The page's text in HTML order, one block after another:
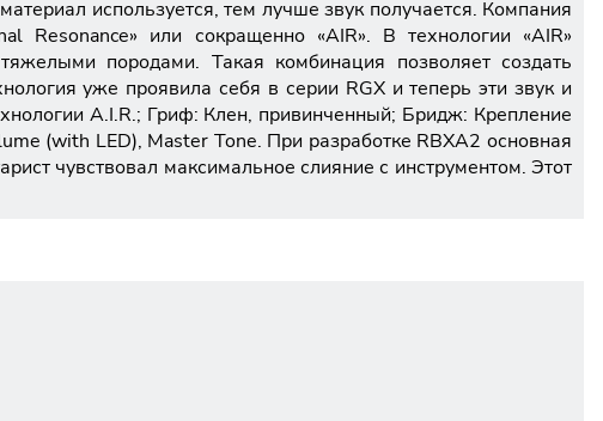
используется, тем лучше звук получается. Компания
Resonance» или сокращенно «AIR». В технологии «AIR»
породами. Такая комбинация позволяет создать
уже проявила себя в серии RGX и теперь эти звук и
A.I.R.; Гриф: Клен, привинченный; Бридж: Крепление
(with LED), Master Tone. При разработке RBXA2 основная
чувствовал максимальное слияние с инструментом. Этот